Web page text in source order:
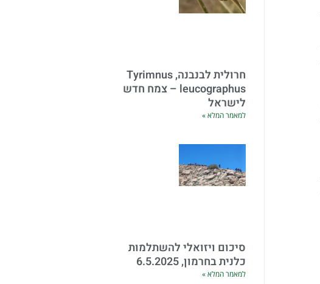
חרולית לבנבנה, Tyrimnus
leucographus – צמח חדש
לישראל
למאמר המלא »
סיכום ויזואלי להשתלמות
כלנית בחרמון, 6.5.2025
למאמר המלא »